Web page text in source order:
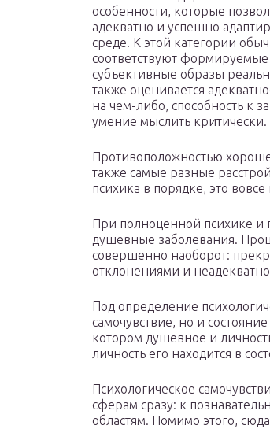
особенности, которые
адекватно и успешно
среде. К этой категории
соответствуют формируемые
субъективные образы
также оценивается
на чем-либо, способность
умение мыслить критически.
Противоположностью
также самые разные
психика в порядке, это
При полноценной психике и
душевные заболевания.
совершенно наоборот:
отклонениями и
Под определение
самочувствие, но и
котором душевное и
личность его находится в
Психологическое
сферам сразу: к
областям. Помимо этого,